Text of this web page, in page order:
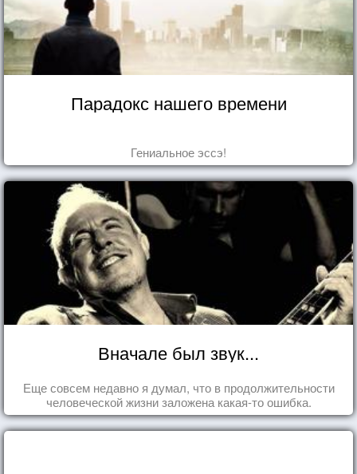
Парадокс нашего времени
Гениальное эссэ!
Вначале был звук...
Еще совсем недавно я думал, что в продолжительности
человеческой жизни заложена какая-то ошибка.